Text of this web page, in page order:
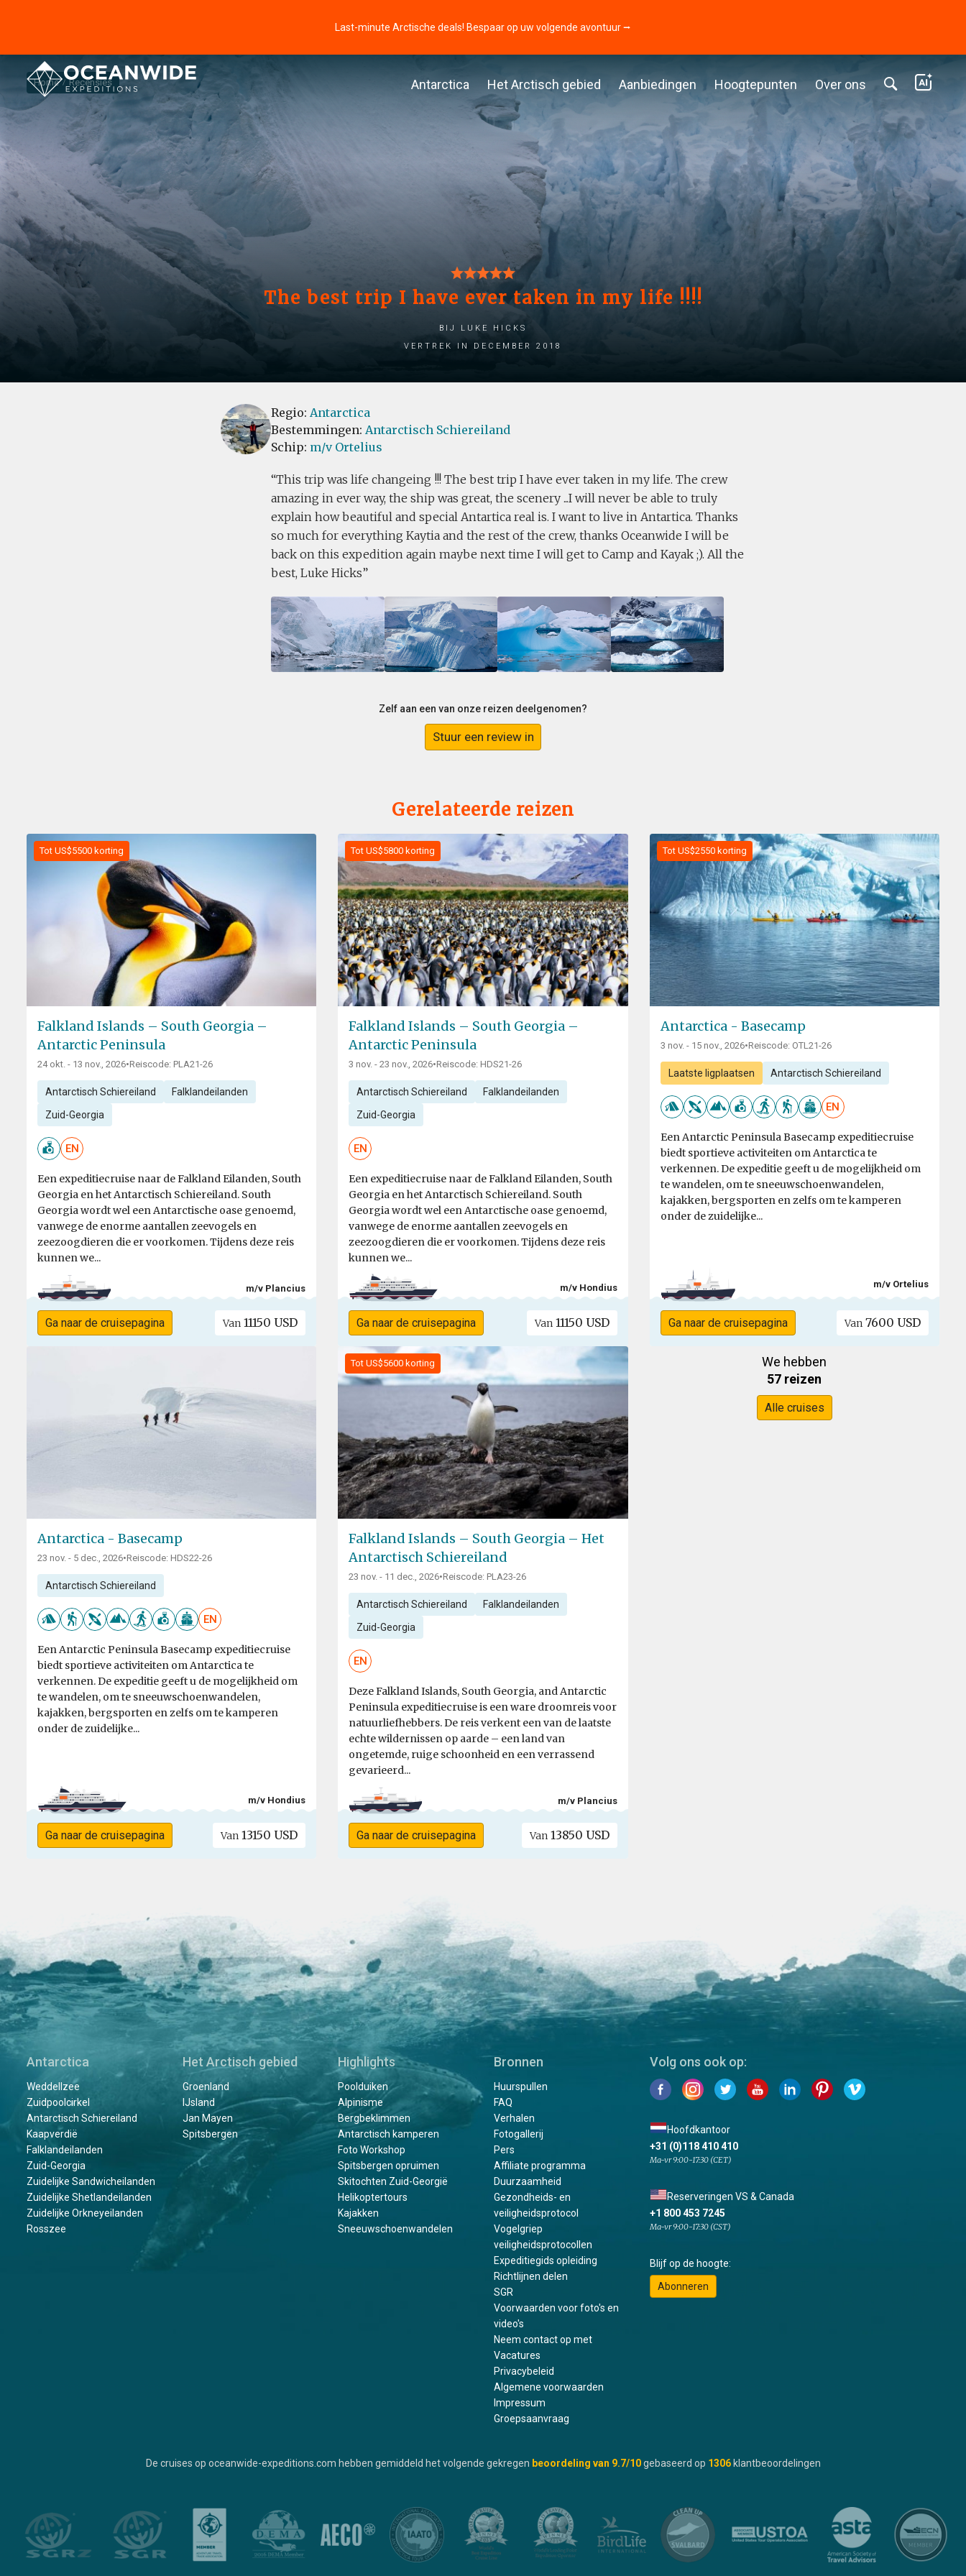
Last-minute Arctische deals! Bespaar op uw volgende avontuur ⭢
Antarctica Het Arctisch gebied Aanbiedingen Hoogtepunten Over ons
Home Recensies
The best trip I have ever taken in my life !!!!
bij Luke Hicks
Vertrek in December 2018
Regio: Antarctica
Bestemmingen: Antarctisch Schiereiland
Schip: m/v Ortelius
This trip was life changeing !!! The best trip I have ever taken in my life. The crew
amazing in ever way, the ship was great, the scenery ...I will never be able to truly
explain how beautiful and special Antartica real is. I want to live in Antartica. Thanks
so much for everything Kaytia and the rest of the crew, thanks Oceanwide I will be
back on this expedition again maybe next time I will get to Camp and Kayak ;). All the
best, Luke Hicks
Zelf aan een van onze reizen deelgenomen?
Stuur een review in
Gerelateerde reizen
Tot US$5500 korting
Falkland Islands – South Georgia –
Antarctic Peninsula
24 okt. - 13 nov., 2026•Reiscode: PLA21-26
Antarctisch Schiereiland Falklandeilanden
Zuid-Georgia
EN
Een expeditiecruise naar de Falkland Eilanden, South
Georgia en het Antarctisch Schiereiland. South
Georgia wordt wel een Antarctische oase genoemd,
vanwege de enorme aantallen zeevogels en
zeezoogdieren die er voorkomen. Tijdens deze reis
kunnen we...
m/v Plancius
Ga naar de cruisepagina Van 11150 USD
Tot US$5800 korting
Falkland Islands – South Georgia –
Antarctic Peninsula
3 nov. - 23 nov., 2026•Reiscode: HDS21-26
Antarctisch Schiereiland Falklandeilanden
Zuid-Georgia
EN
Een expeditiecruise naar de Falkland Eilanden, South
Georgia en het Antarctisch Schiereiland. South
Georgia wordt wel een Antarctische oase genoemd,
vanwege de enorme aantallen zeevogels en
zeezoogdieren die er voorkomen. Tijdens deze reis
kunnen we...
m/v Hondius
Ga naar de cruisepagina Van11150 USD
Tot US$2550 korting
Antarctica - Basecamp
3 nov. - 15 nov., 2026•Reiscode: OTL21-26
Laatste ligplaatsen Antarctisch Schiereiland
EN
Een Antarctic Peninsula Basecamp expeditiecruise
biedt sportieve activiteiten om Antarctica te
verkennen. De expeditie geeft u de mogelijkheid om
te wandelen, om te sneeuwschoenwandelen,
kajakken, bergsporten en zelfs om te kamperen
onder de zuidelijke...
m/v Ortelius
Ga naar de cruisepagina Van 7600 USD
Antarctica - Basecamp
23 nov. - 5 dec., 2026•Reiscode: HDS22-26
Antarctisch Schiereiland
EN
Een Antarctic Peninsula Basecamp expeditiecruise
biedt sportieve activiteiten om Antarctica te
verkennen. De expeditie geeft u de mogelijkheid om
te wandelen, om te sneeuwschoenwandelen,
kajakken, bergsporten en zelfs om te kamperen
onder de zuidelijke...
m/v Hondius
Ga naar de cruisepagina Van 13150 USD
Tot US$5600 korting
Falkland Islands – South Georgia – Het
Antarctisch Schiereiland
23 nov. - 11 dec., 2026•Reiscode: PLA23-26
Antarctisch Schiereiland Falklandeilanden
Zuid-Georgia
EN
Deze Falkland Islands, South Georgia, and Antarctic
Peninsula expeditiecruise is een ware droomreis voor
natuurliefhebbers. De reis verkent een van de laatste
echte wildernissen op aarde – een land van
ongetemde, ruige schoonheid en een verrassend
gevarieerd...
m/v Plancius
Ga naar de cruisepagina Van13850 USD
We hebben
57 reizen
Alle cruises
Antarctica
Weddellzee
Zuidpoolcirkel
Antarctisch Schiereiland
Kaapverdië
Falklandeilanden
Zuid-Georgia
Zuidelijke Sandwicheilanden
Zuidelijke Shetlandeilanden
Zuidelijke Orkneyeilanden
Rosszee
Het Arctisch gebied
Groenland
IJsland
Jan Mayen
Spitsbergen
Highlights
Poolduiken
Alpinisme
Bergbeklimmen
Antarctisch kamperen
Foto Workshop
Spitsbergen opruimen
Skitochten Zuid-Georgië
Helikoptertours
Kajakken
Sneeuwschoenwandelen
Bronnen
Huurspullen
FAQ
Verhalen
Fotogallerij
Pers
Affiliate programma
Duurzaamheid
Gezondheids- en
veiligheidsprotocol
Vogelgriep
veiligheidsprotocollen
Expeditiegids opleiding
Richtlijnen delen
SGR
Voorwaarden voor foto's en
video's
Neem contact op met
Vacatures
Privacybeleid
Algemene voorwaarden
Impressum
Groepsaanvraag
Volg ons ook op:
Hoofdkantoor
+31 (0)118 410 410
Ma-vr 9:00-17:30 (CET)
Reserveringen VS & Canada
+1 800 453 7245
Ma-vr 9:00-17:30 (CST)
Blijf op de hoogte:
Abonneren
De cruises op oceanwide-expeditions.com hebben gemiddeld het volgende gekregen beoordeling van 9.7/10 gebaseerd op 1306 klantbeoordelingen